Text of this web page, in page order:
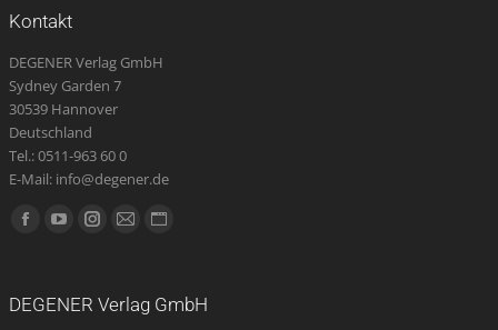
Kontakt
DEGENER Verlag GmbH
Sydney Garden 7
30539 Hannover
Deutschland
Tel.: 0511-963 60 0
E-Mail: info@degener.de
Finden Sie uns auf:
FacebookYouTubeInstagram
E-
opens
Website
DEGENER Verlag GmbH